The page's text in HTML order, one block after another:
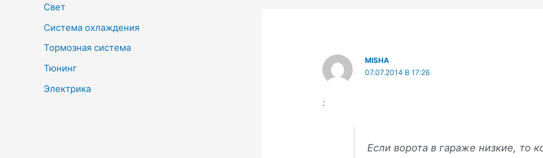
Свет
Система охлаждения
Тормозная система
Тюнинг
Электрика
MISHA
07.07.2014 В 17:26
:
Если ворота в гараже низкие, то